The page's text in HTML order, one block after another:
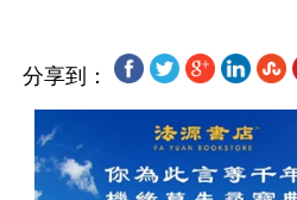
分享到：